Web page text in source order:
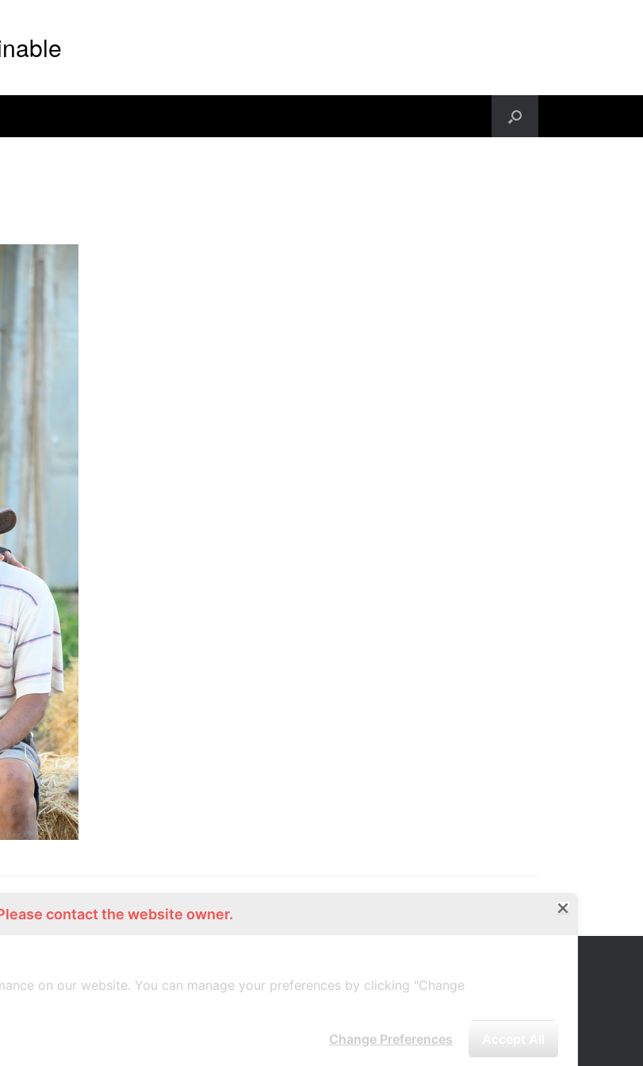
งาน ร้านอาหารอินทรีย์
contact the website owner.
on our website. You can manage your preferences by clicking "Change
Change Preferences